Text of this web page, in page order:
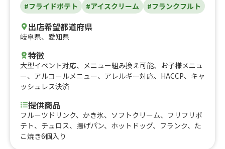
#フライドポテト
#アイスクリーム #フランクフルト
出店希望都道府県
岐阜県、 愛知県
特徴
大型イベント対応、 メニュー組み換え可能、 お子様メニュ
ー、 アルコールメニュー、 アレルギー対応、 HACCP、 キャ
ッシュレス決済
提供商品
フルーツドリンク、かき氷、ソフトクリーム、フリフリポ
テト、チュロス、揚げパン、ホットドッグ、フランク、た
こ焼き6個入り